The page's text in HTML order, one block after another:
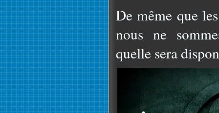
De même que
nous ne
quelle sera